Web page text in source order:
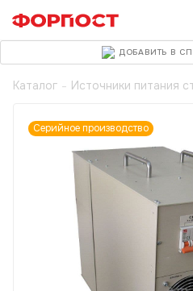
Каталог - Источники питания
Серийное производство
ДОБАВИТЬ В